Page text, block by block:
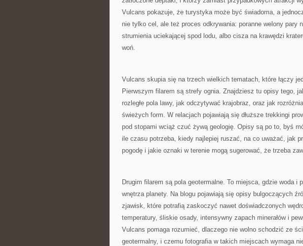
Vulcans pokazuje, że turystyka może być świadoma, a
nie tylko cel, ale też proces odkrywania: poranne welony pary
strumienia uciekającej spod lodu, albo cisza na krawędzi
woń.
Vulcans skupia się na trzech wielkich tematach, które łączy
Pierwszym filarem są strefy ognia. Znajdziesz tu opisy tego,
rozległe pola lawy, jak odczytywać krajobraz, oraz jak
świeżych form. W relacjach pojawiają się dłuższe trekkingi
pod stopami wciąż czuć żywą geologię. Opisy są po to, byś
ile czasu potrzeba, kiedy najlepiej ruszać, na co uważać, jak
pogodę i jakie oznaki w terenie mogą sugerować, że trzeba
Drugim filarem są pola geotermalne. To miejsca, gdzie woda i
wnętrza planety. Na blogu pojawiają się opisy bulgoczących
zjawisk, które potrafią zaskoczyć nawet doświadczonych
temperatury, śliskie osady, intensywny zapach minerałów i
Vulcans pomaga rozumieć, dlaczego nie wolno schodzić ze
geotermalny, i czemu fotografia w takich miejscach wymaga